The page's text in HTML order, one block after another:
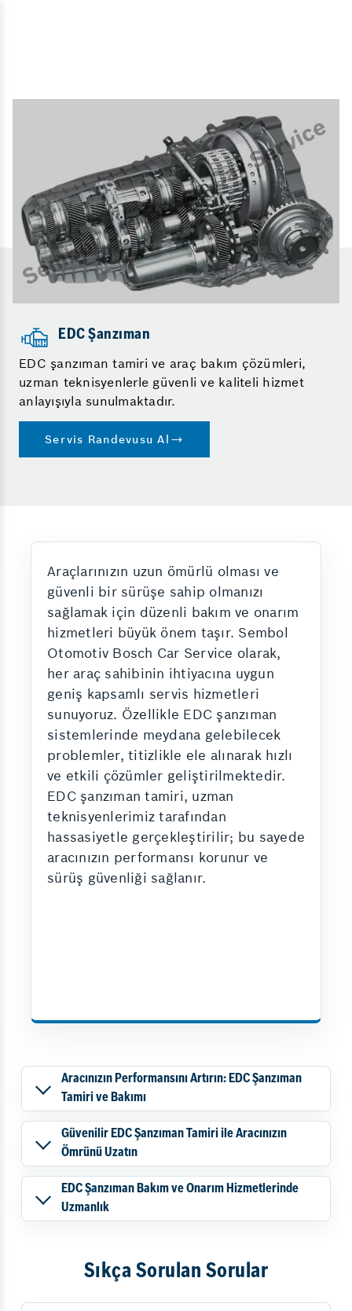
EDC Şanzıman
EDC şanzıman tamiri ve araç bakım çözümleri,
uzman teknisyenlerle güvenli ve kaliteli hizmet
anlayışıyla sunulmaktadır.
Servis Randevusu Al
Araçlarınızın uzun ömürlü olması ve
güvenli bir sürüşe sahip olmanızı
sağlamak için düzenli bakım ve onarım
hizmetleri büyük önem taşır. Sembol
Otomotiv Bosch Car Service olarak,
her araç sahibinin ihtiyacına uygun
geniş kapsamlı servis hizmetleri
sunuyoruz. Özellikle EDC şanzıman
sistemlerinde meydana gelebilecek
problemler, titizlikle ele alınarak hızlı
ve etkili çözümler geliştirilmektedir.
EDC şanzıman tamiri, uzman
teknisyenlerimiz tarafından
hassasiyetle gerçekleştirilir; bu sayede
aracınızın performansı korunur ve
sürüş güvenliği sağlanır.
Aracınızın Performansını Artırın: EDC Şanzıman
Tamiri ve Bakımı
Güvenilir EDC Şanzıman Tamiri ile Aracınızın
Ömrünü Uzatın
EDC Şanzıman Bakım ve Onarım Hizmetlerinde
Uzmanlık
Sıkça Sorulan Sorular